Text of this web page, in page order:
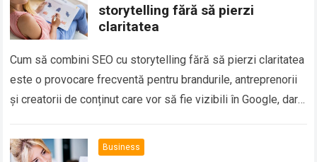
storytelling fără să pierzi
claritatea
Cum să combini SEO cu storytelling fără să pierzi claritatea
este o provocare frecventă pentru brandurile, antreprenorii
și creatorii de conținut care vor să fie vizibili în Google, dar
Business